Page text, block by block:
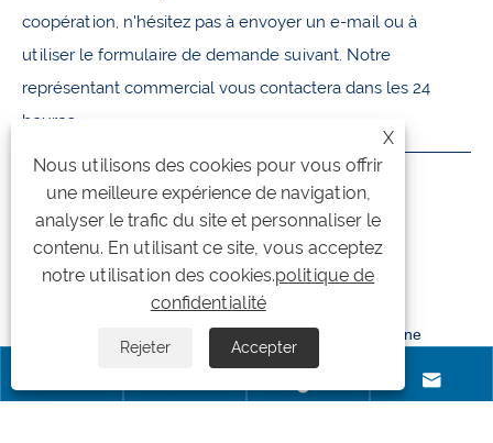
coopération, n'hésitez pas à envoyer un e-mail ou à
utiliser le formulaire de demande suivant. Notre
représentant commercial vous contactera dans les 24
heures.
CONTACTEZ-NOUS
+86-18105956815
No.777, ville de Zhangban, TIA, Quanzhou, Fujian, Chine

X
Nous utilisons des cookies pour vous offrir
une meilleure expérience de navigation,
analyser le trafic du site et personnaliser le
contenu. En utilisant ce site, vous acceptez
notre utilisation des cookies.politique de
confidentialité
Rejeter Accepter